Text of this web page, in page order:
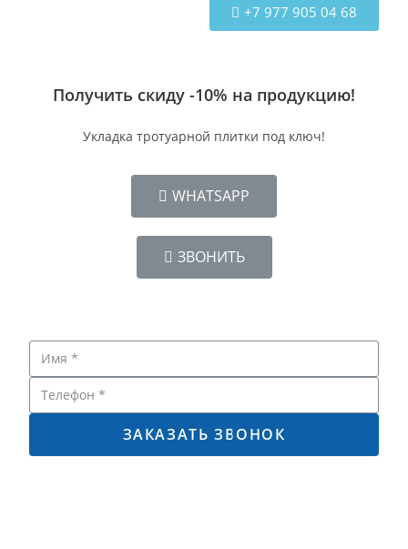
+7 977 905 04 68
Получить скиду -10% на продукцию!
Укладка тротуарной плитки под ключ!
WHATSAPP
ЗВОНИТЬ
ЗАКАЗАТЬ ЗВОНОК